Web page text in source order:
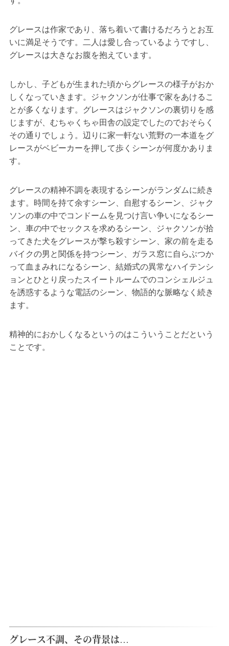
グレースは作家であり、落ち着いて書けるだろうとお互
いに満足そうです。二人は愛し合っているようですし、
グレースは大きなお腹を抱えています。
しかし、子どもが生まれた頃からグレースの様子がおか
しくなっていきます。ジャクソンが仕事で家をあけるこ
とが多くなります。グレースはジャクソンの裏切りを感
じますが、むちゃくちゃ田舎の設定でしたのでおそらく
その通りでしょう。辺りに家一軒ない荒野の一本道をグ
レースがベビーカーを押して歩くシーンが何度かありま
す。
グレースの精神不調を表現するシーンがランダムに続き
ます。時間を持て余すシーン、自慰するシーン、ジャク
ソンの車の中でコンドームを見つけ言い争いになるシー
ン、車の中でセックスを求めるシーン、ジャクソンが拾
ってきた犬をグレースが撃ち殺すシーン、家の前を走る
バイクの男と関係を持つシーン、ガラス窓に自らぶつか
って血まみれになるシーン、結婚式の異常なハイテンシ
ョンとひとり戻ったスイートルームでのコンシェルジュ
を誘惑するような電話のシーン、物語的な脈略なく続き
ます。
精神的におかしくなるというのはこういうことだという
ことです。
グレース不調、その背景は…